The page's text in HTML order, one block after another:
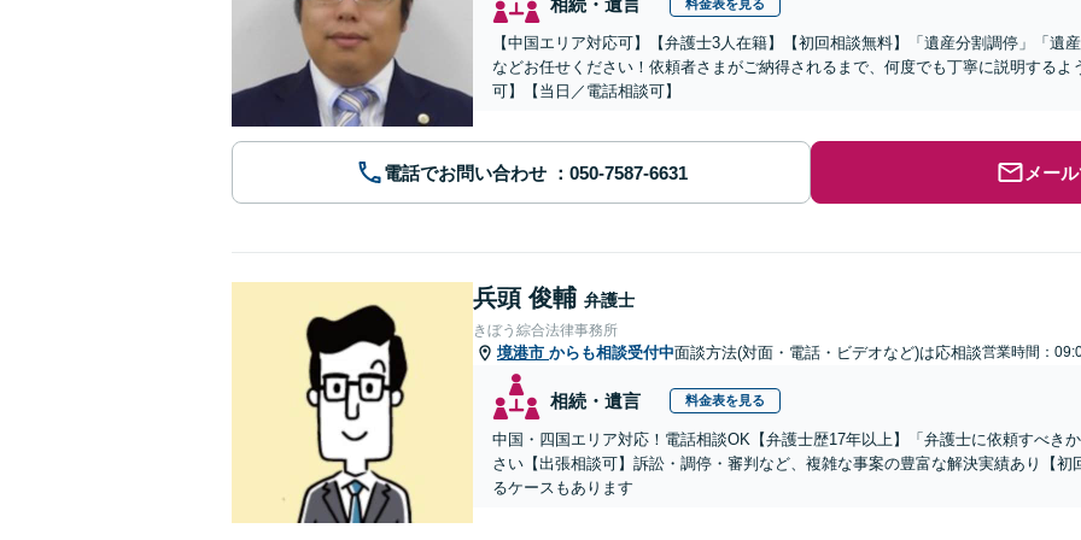
料金表を見る
【中国エリア対応可】【弁護士3人在籍】【初回相談無料】「遺産分割調停」「遺
などお任せください！依頼者さまがご納得されるまで、何度でも丁寧に説明する
可】【当日／電話相談可】
電話でお問い合わせ メー
兵頭 俊輔 弁護士
きぼう綜合法律事務所
境港市 からも相談受付中面談方法(対面・電話・ビデオなど)は応相談営業時間：
相続・遺言 料金表を見る
中国・四国エリア対応！電話相談OK【弁護士歴17年以上】「弁護士に依頼すべき
さい【出張相談可】訴訟・調停・審判など、複雑な事案の豊富な解決実績あり【
るケースもあります